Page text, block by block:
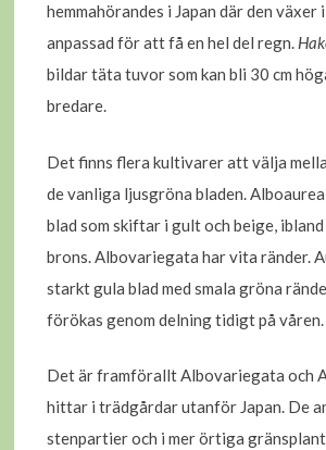
hemmahörandes i Japan där den växer
anpassad för att få en hel del regn.
bildar täta tuvor som kan bli 30 cm
bredare.
Det finns flera kultivarer att välja
de vanliga ljusgröna bladen.
blad som skiftar i gult och beige,
brons. Albovariegata har vita ränder.
starkt gula blad med smala gröna
förökas genom delning tidigt på våren.
Det är framförallt Albovariegata och
hittar i trädgårdar utanför Japan. De
stenpartier och i mer örtiga